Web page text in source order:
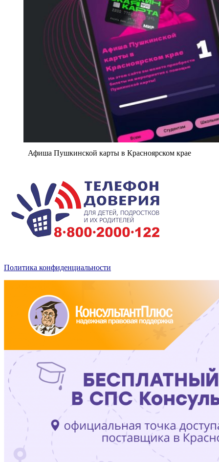
Афиша Пушкинской карты в Красноярском крае
Политика конфиденциальности